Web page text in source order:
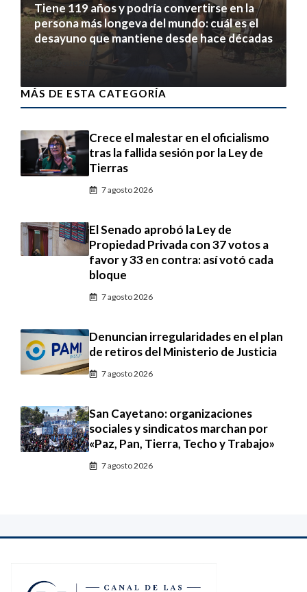
Tiene 119 años y podría convertirse en la
persona más longeva del mundo: cuál es el
desayuno que mantiene desde hace décadas
MÁS DE ESTA CATEGORÍA
Crece el malestar en el oficialismo
tras la fallida sesión por la Ley de
Tierras
7 agosto 2026
El Senado aprobó la Ley de
Propiedad Privada con 37 votos a
favor y 33 en contra: así votó cada
bloque
7 agosto 2026
Denuncian irregularidades en el plan
de retiros del Ministerio de Justicia
7 agosto 2026
San Cayetano: organizaciones
sociales y sindicatos marchan por
«Paz, Pan, Tierra, Techo y Trabajo»
7 agosto 2026